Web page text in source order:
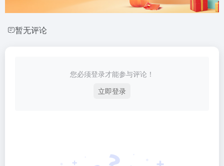
暂无评论
您必须登录才能参与评论！
立即登录